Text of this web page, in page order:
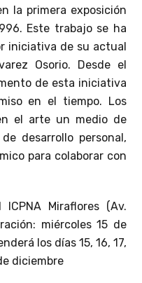
la primera exposición
Este trabajo se ha
iniciativa de su actual
Osorio. Desde el
de esta iniciativa
en el tiempo. Los
el arte un medio de
desarrollo personal,
para colaborar con
Miraflores (Av.
miércoles 15 de
los días 15, 16, 17,
diciembre